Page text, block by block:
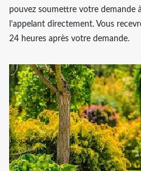
pouvez soumettre votre demande
l’appelant directement. Vous
24 heures après votre demande.